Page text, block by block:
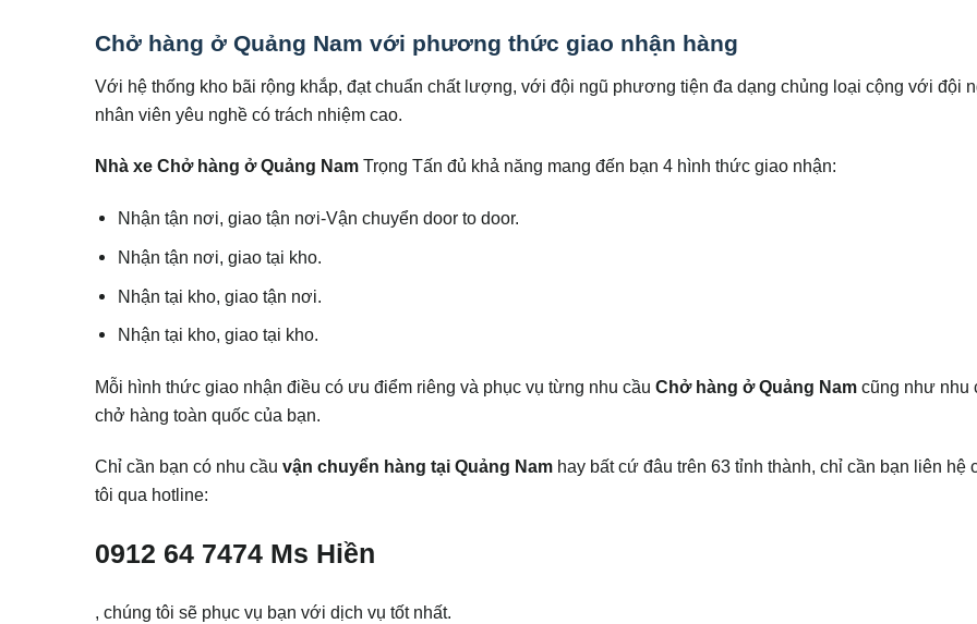
Chở hàng ở Quảng Nam với phương thức giao nhận hàng
Với hệ thống kho bãi rộng khắp, đạt chuẩn chất lượng, với đội ngũ phương tiện đa dạng chủng loại cộng với đội
nhân viên yêu nghề có trách nhiệm cao.
Nhà xe Chở hàng ở Quảng Nam Trọng Tấn đủ khả năng mang đến bạn 4 hình thức giao nhận:
Nhận tận nơi, giao tận nơi-Vận chuyển door to door.
Nhận tận nơi, giao tại kho.
Nhận tại kho, giao tận nơi.
Nhận tại kho, giao tại kho.
Mỗi hình thức giao nhận điều có ưu điểm riêng và phục vụ từng nhu cầu Chở hàng ở Quảng Nam cũng như nhu
chở hàng toàn quốc của bạn.
Chỉ cần bạn có nhu cầu vận chuyển hàng tại Quảng Nam hay bất cứ đâu trên 63 tỉnh thành, chỉ cần bạn liên hệ
tôi qua hotline:
0912 64 7474 Ms Hiền
, chúng tôi sẽ phục vụ bạn với dịch vụ tốt nhất.